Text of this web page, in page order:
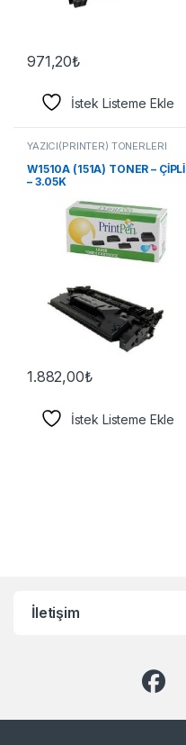
971,20₺
İstek Listeme Ekle
YAZICI(PRİNTER) TONERLERİ
W1510A (151A) TONER – ÇİPLİ
– 3.05K
1.882,00₺
İstek Listeme Ekle
İletişim